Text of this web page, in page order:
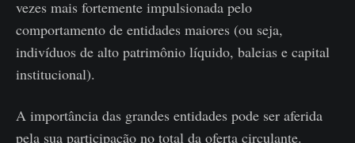
vezes mais fortemente impulsionada pelo
comportamento de entidades maiores (ou seja,
indivíduos de alto patrimônio líquido, baleias e capital
institucional).
A importância das grandes entidades pode ser aferida
pela sua participação no total da oferta circulante.